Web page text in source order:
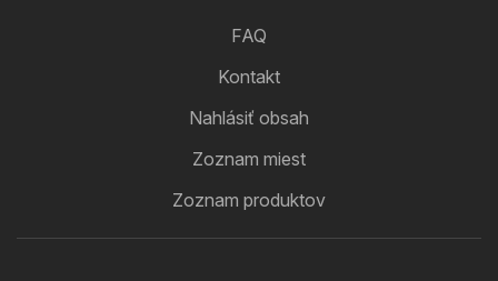
FAQ
Kontakt
Nahlásiť obsah
Zoznam miest
Zoznam produktov